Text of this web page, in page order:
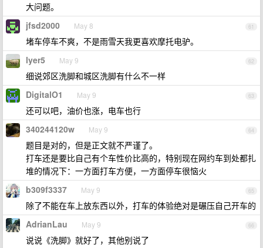
大问题。
61
jfsd2000 May 8
堵车停车不爽，不是雨雪天我更喜欢摩托电驴。
62
lyer5 May 9
细说郊区洗脚和城区洗脚有什么不一样
63
DigitalO1 May 9
还可以吧，油价也涨，电车也行
64
340244120w May 9
题目是对的，但是正文就不严谨了。
打车还是要比自己有个车性价比高的，特别现在网约车到处都扎
堆的情况下：一方面打车方便，一方面停车很恼火
65
b309f3337 May 9
除了不能在车上放东西以外，打车的体验绝对是碾压自己开车的
66
AdrianLau May 9
说说《洗脚》就好了，其他别说了